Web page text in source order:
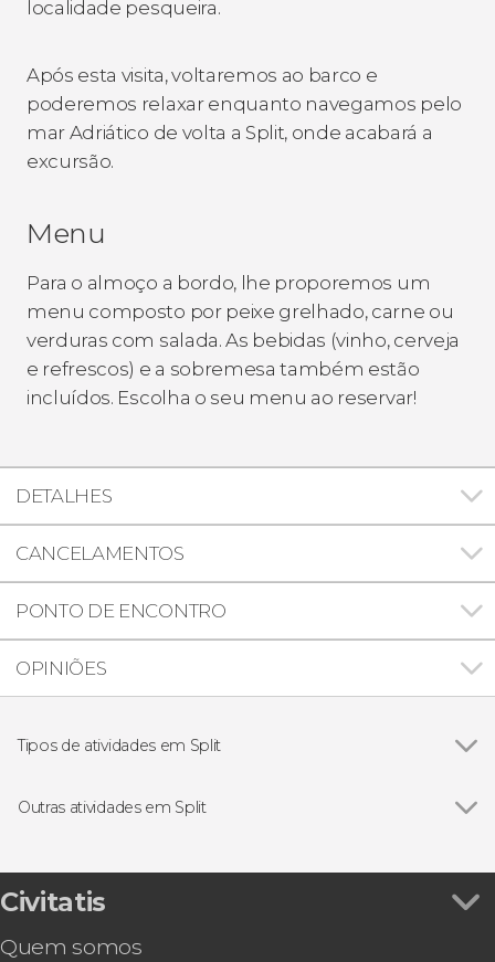
localidade pesqueira.
Após esta visita, voltaremos ao barco e
poderemos relaxar enquanto navegamos pelo
mar Adriático de volta a Split, onde acabará a
excursão.
Menu
Para o almoço a bordo, lhe proporemos um
menu composto por peixe grelhado, carne ou
verduras com salada. As bebidas (vinho, cerveja
e refrescos) e a sobremesa também estão
incluídos. Escolha o seu menu ao reservar!
DETALHES
CANCELAMENTOS
PONTO DE ENCONTRO
OPINIÕES
Tipos de atividades em Split
Passeios de barco
Outras atividades em Split
Tour panorâmico por Split
Experiência de realidade virtual no Palácio de
Snorkel no Museu Subaquático da Lagoa Azul
Civitatis
Quem somos